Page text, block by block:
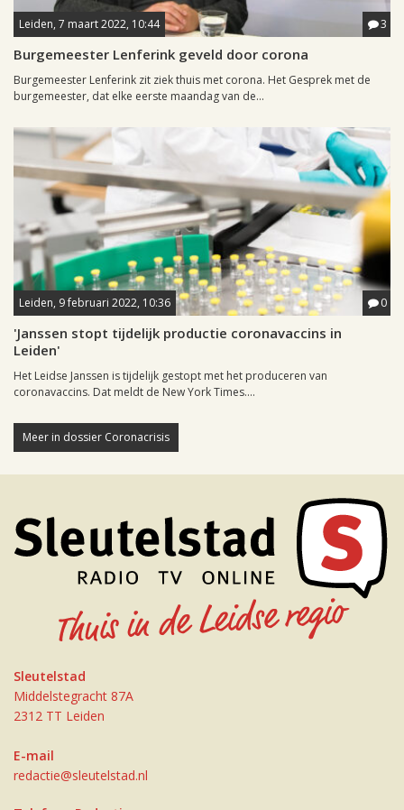
Leiden, 7 maart 2022, 10:44 3
Burgemeester Lenferink geveld door corona
Burgemeester Lenferink zit ziek thuis met corona. Het Gesprek met de
burgemeester, dat elke eerste maandag van de...
Leiden, 9 februari 2022, 10:36 0
'Janssen stopt tijdelijk productie coronavaccins in
Leiden'
Het Leidse Janssen is tijdelijk gestopt met het produceren van
coronavaccins. Dat meldt de New York Times....
Meer in dossier Coronacrisis
Sleutelstad
Middelstegracht 87A
2312 TT Leiden
E-mail
redactie@sleutelstad.nl